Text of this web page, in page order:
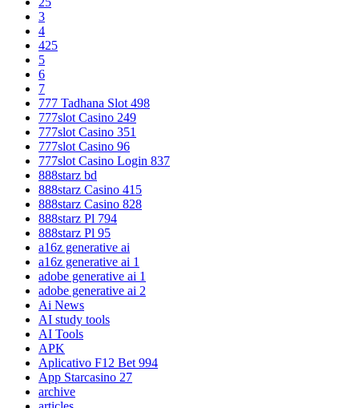
3
4
425
5
6
7
777 Tadhana Slot 498
777slot Casino 249
777slot Casino 351
777slot Casino 96
777slot Casino Login 837
888starz bd
888starz Casino 415
888starz Casino 828
888starz Pl 794
888starz Pl 95
a16z generative ai
a16z generative ai 1
adobe generative ai 1
adobe generative ai 2
Ai News
AI study tools
AI Tools
APK
Aplicativo F12 Bet 994
App Starcasino 27
archive